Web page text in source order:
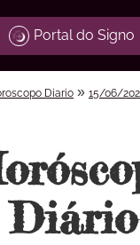
Portal do Signo
Diario » 15/06/
Diário